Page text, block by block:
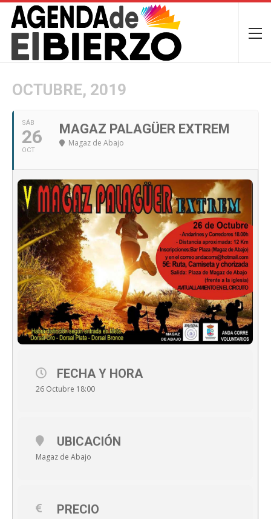
OCTUBRE, 2019
SÁB
26
OCT
MAGAZ PALAGÜER EXTREM
Magaz de Abajo
FECHA Y HORA
26 Octubre 18:00
UBICACIÓN
Magaz de Abajo
PRECIO